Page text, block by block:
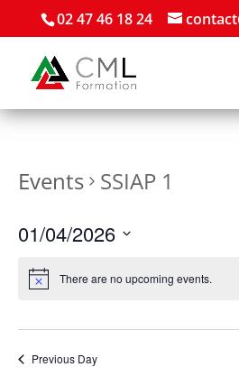
02 47 46 18 24
Events SSIAP 1
01/04/2026
date.
There are no upcoming events.
Previous Day